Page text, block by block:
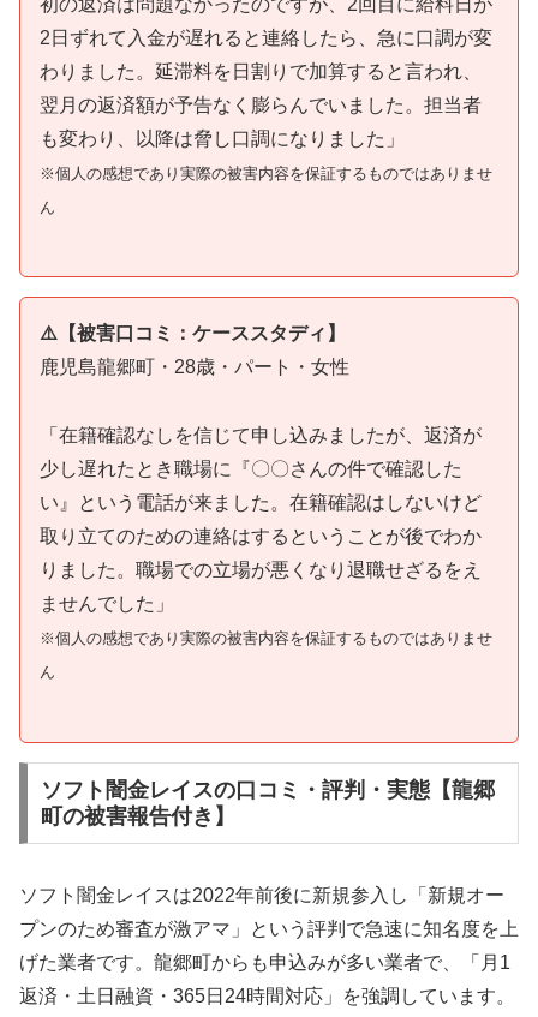
2日ずれて入金が遅れると連絡したら、急に口調が変
わりました。延滞料を日割りで加算すると言われ、
翌月の返済額が予告なく膨らんでいました。担当者
も変わり、以降は脅し口調になりました」
※個人の感想であり実際の被害内容を保証するものではありませ
ん
⚠️【被害口コミ：ケーススタディ】
鹿児島龍郷町・28歳・パート・女性
「在籍確認なしを信じて申し込みましたが、返済が
少し遅れたとき職場に『〇〇さんの件で確認した
い』という電話が来ました。在籍確認はしないけど
取り立てのための連絡はするということが後でわか
りました。職場での立場が悪くなり退職せざるをえ
ませんでした」
※個人の感想であり実際の被害内容を保証するものではありませ
ん
ソフト闇金レイスの口コミ・評判・実態【龍郷
町の被害報告付き】
ソフト闇金レイスは2022年前後に新規参入し「新規オー
プンのため審査が激アマ」という評判で急速に知名度を上
げた業者です。龍郷町からも申込みが多い業者で、「月1
返済・土日融資・365日24時間対応」を強調しています。